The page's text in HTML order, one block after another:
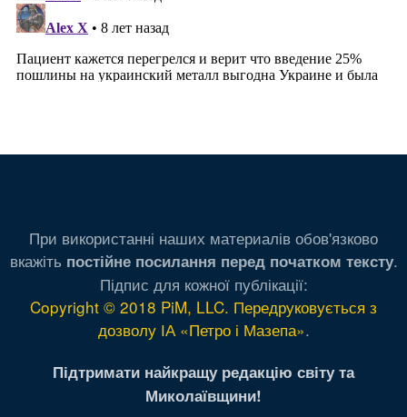
При використанні наших материалів обов'язково
вкажіть постійне посилання перед початком тексту.
Підпис для кожної публікації:
Copyright © 2018 PiM, LLC. Передруковується з
дозволу ІА «Петро і Мазепа».
Підтримати найкращу редакцію світу та
Миколаївщини!